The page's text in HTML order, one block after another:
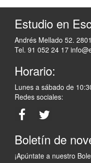
Estudio en
Andrés Mellado 52.
Tel. 91 052 24 17
Horario:
Lunes a sábado de
Redes sociales:
Boletín de
¡Apúntate a nuestro